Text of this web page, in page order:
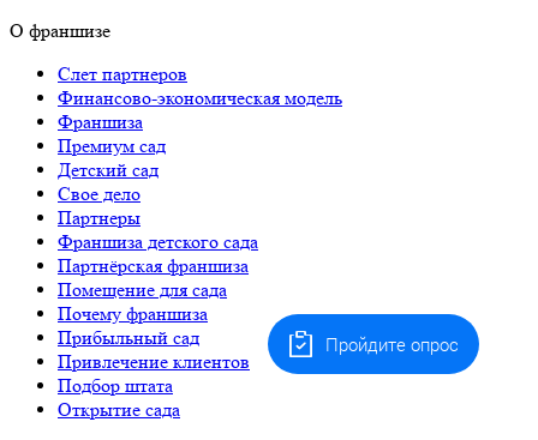
О франшизе
Слет партнеров
Финансово-экономическая модель
Франшиза
Премиум сад
Детский сад
Свое дело
Партнеры
Франшиза детского сада
Партнёрская франшиза
Помещение для сада
Почему франшиза
Прибыльный сад
Привлечение клиентов
Подбор штата
Открытие сада
Пройдите опрос